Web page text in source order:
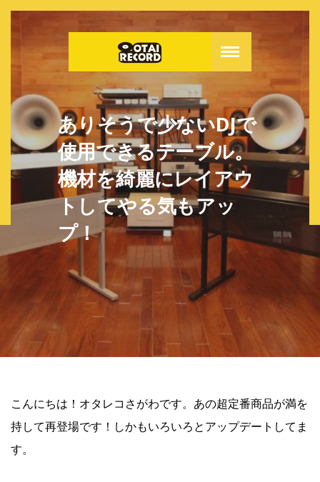
ありそうで少ないDJで
使用できるテーブル。
機材を綺麗にレイアウ
トしてやる気もアッ
プ！
こんにちは！オタレコさがわです。あの超定番商品が満を
持して再登場です！しかもいろいろとアップデートしてま
す。